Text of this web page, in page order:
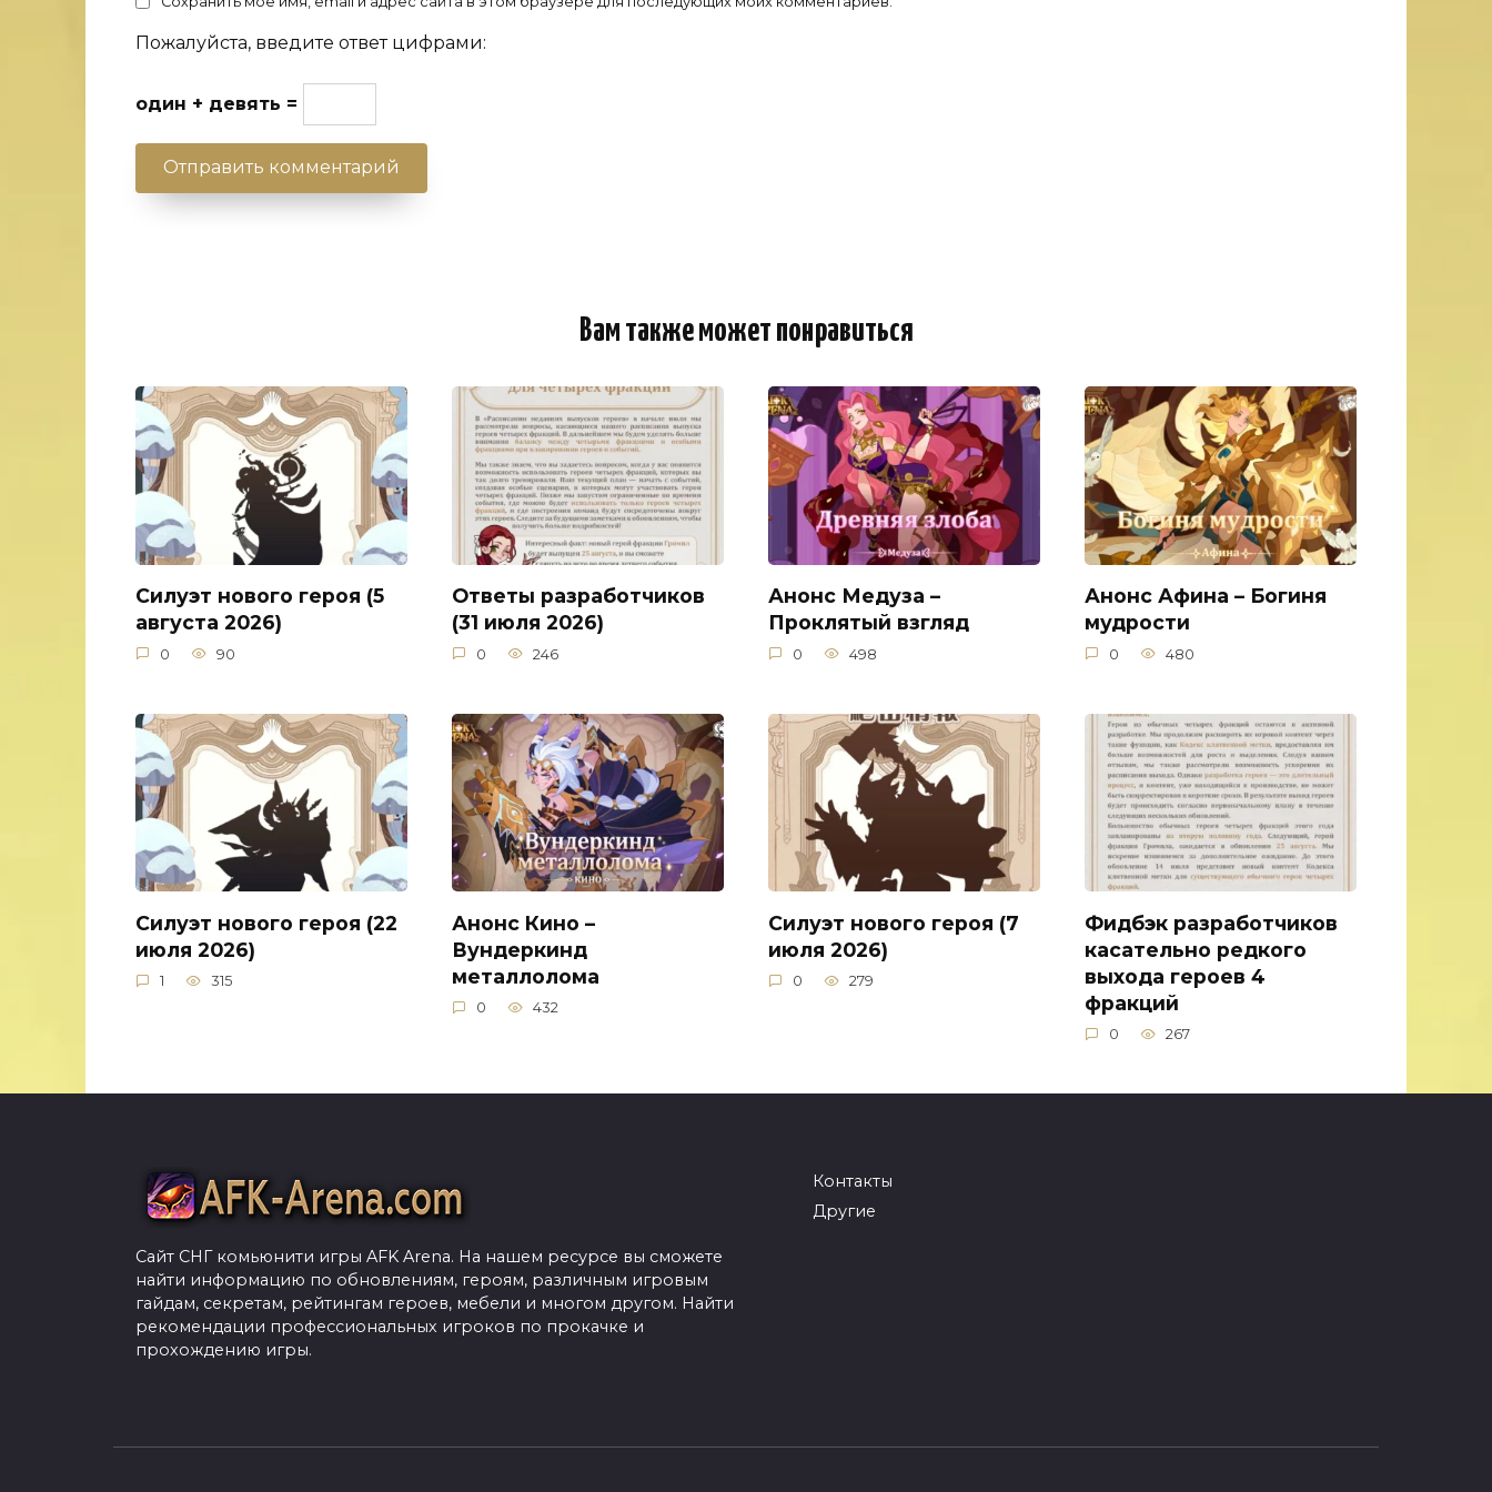
Пожалуйста, введите ответ цифрами:
один + девять =
Вам также может понравиться
Силуэт нового героя (5
августа 2026)
0 90
Ответы разработчиков
(31 июля 2026)
0 246
Анонс Медуза –
Проклятый взгляд
0 498
Анонс Афина – Богиня
мудрости
0 480
Силуэт нового героя (22
июля 2026)
1 315
Анонс Кино –
Вундеркинд
металлолома
0 432
Силуэт нового героя (7
июля 2026)
0 279
Фидбэк разработчиков
касательно редкого
выхода героев 4
фракций
0 267
Сайт СНГ комьюнити игры AFK Arena. На нашем ресурсе вы сможете
найти информацию по обновлениям, героям, различным игровым
гайдам, секретам, рейтингам героев, мебели и многом другом. Найти
рекомендации профессиональных игроков по прокачке и
прохождению игры.
Контакты
Другие